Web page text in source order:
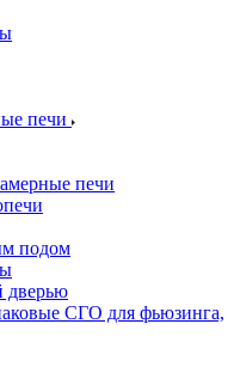
печи
печи
подом
дверью
СГО для фьюзинга,